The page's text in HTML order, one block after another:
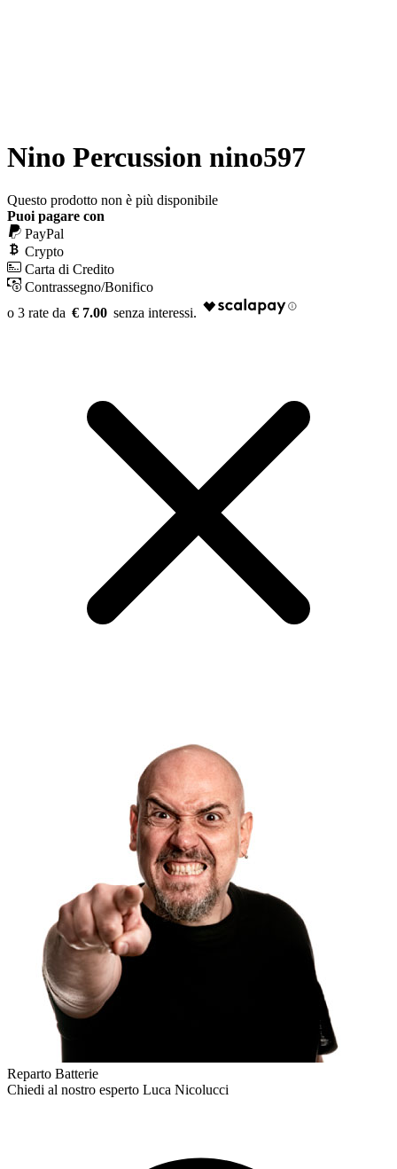
Nino Percussion nino597
Questo prodotto non è più disponibile
Puoi pagare con
PayPal
Crypto
Carta di Credito
Contrassegno/Bonifico
€ 7.00
Reparto Batterie
Chiedi al nostro esperto Luca Nicolucci